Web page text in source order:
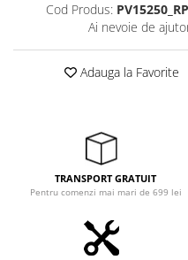
Cod Produs:
Ai nevoie de
Adauga la Favorite
TRANSPORT GRATUIT
Pentru comenzi mai mari de 699 lei